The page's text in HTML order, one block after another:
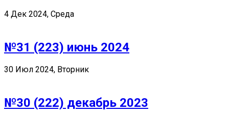
4 Дек 2024, Среда
№31 (223) июнь 2024
30 Июл 2024, Вторник
№30 (222) декабрь 2023